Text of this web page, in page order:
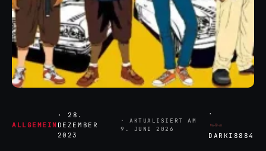
ALLGEMEIN
· 28.
DEZEMBER
2023
· AKTUALISIERT AM
9. JUNI 2026
·
DARKI8884